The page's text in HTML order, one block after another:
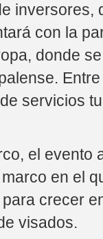
inversores,
con la
donde
servicios
el evento
en el
crecer
visados.